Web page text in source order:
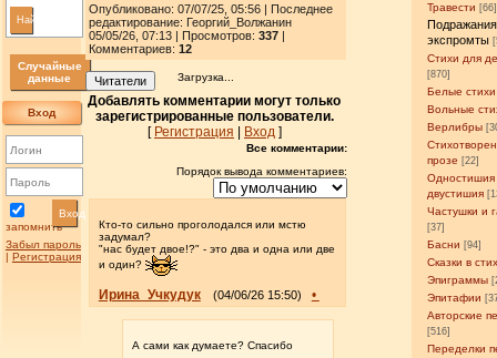
Найти
Случайные
данные
Вход
запомнить
Вход
Забыл пароль
| Регистрация
Травести [66]
экспромты
Стихи для
[870]
Белые стихи
Вольные
Верлибры
прозе [22]
Одностишия
двустишия
Частушки и
[37]
Басни [94]
Сказки в
Эпиграммы
Эпитафии
Авторские
[516]
Переделки
Опубликовано: 07/07/25, 05:56 | Последнее
редактирование: Георгий_Волжанин
05/05/26, 07:13 | Просмотров: 337|
Комментариев: 12
Читатели Загрузка...
Добавлять комментарии могут только
зарегистрированные пользователи.
[ Регистрация Вход]
Все комментарии:
Порядок вывода комментариев:
Кто-то сильно проголодался или мстю
задумал?
"нас будет двое!?" - это два и одна или две
и один?
Ирина_Учкудук (04/06/26 15:50) •
А сами как думаете? Спасибо